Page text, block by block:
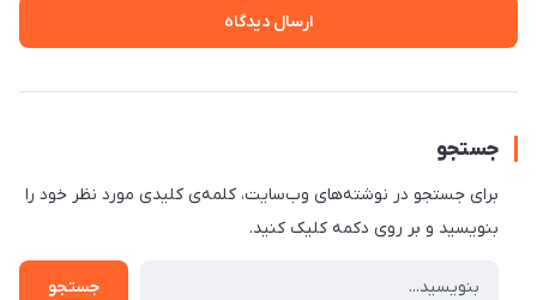
ارسال دیدگاه
جستجو
برای جستجو در نوشته‌های وب‌سایت، کلمه‌ی کلیدی مورد نظر خود را
بنویسید و بر روی دکمه کلیک کنید.
جستجو